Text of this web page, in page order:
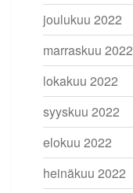
joulukuu 2022
marraskuu 2022
lokakuu 2022
syyskuu 2022
elokuu 2022
heinäkuu 2022